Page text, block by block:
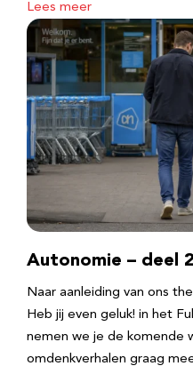
Lees meer
Autonomie – deel 2
Naar aanleiding van ons
Heb jij even geluk! in het
nemen we je de komende
omdenkverhalen graag